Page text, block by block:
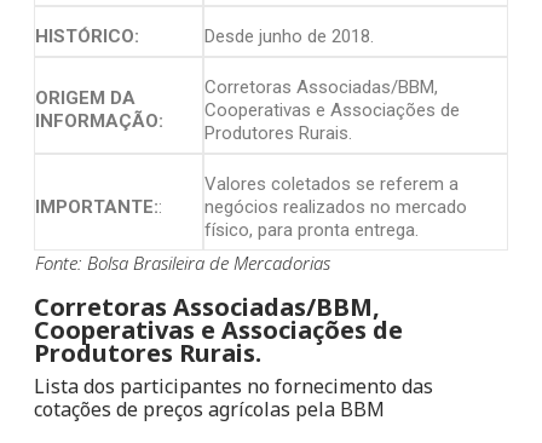
HISTÓRICO: Desde junho de 2018.
ORIGEM DA
INFORMAÇÃO:
Corretoras Associadas/BBM,
Cooperativas e Associações de
Produtores Rurais.
IMPORTANTE::
Valores coletados se referem a
negócios realizados no mercado
físico, para pronta entrega.
Fonte: Bolsa Brasileira de Mercadorias
Corretoras Associadas/BBM,
Cooperativas e Associações de
Produtores Rurais.
Lista dos participantes no fornecimento das
cotações de preços agrícolas pela BBM